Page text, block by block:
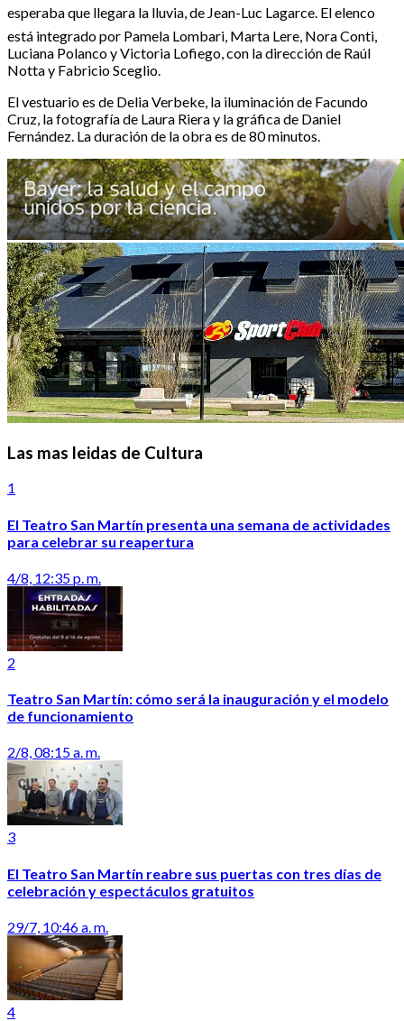
esperaba que llegara la lluvia, de Jean-Luc Lagarce. El elenco
está integrado por Pamela Lombari, Marta Lere, Nora Conti,
Luciana Polanco y Victoria Lofiego, con la dirección de Raúl
Notta y Fabricio Sceglio.
El vestuario es de Delia Verbeke, la iluminación de Facundo
Cruz, la fotografía de Laura Riera y la gráfica de Daniel
Fernández. La duración de la obra es de 80 minutos.
Las mas leidas de Cultura
1
El Teatro San Martín presenta una semana de actividades
para celebrar su reapertura
4/8, 12:35 p. m.
2
Teatro San Martín: cómo será la inauguración y el modelo
de funcionamiento
2/8, 08:15 a. m.
3
El Teatro San Martín reabre sus puertas con tres días de
celebración y espectáculos gratuitos
29/7, 10:46 a. m.
4